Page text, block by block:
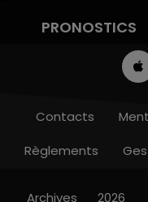
PRONOSTICS
Contacts
Règlements
Archives 2026